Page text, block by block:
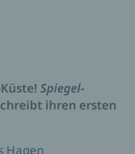
Spiegel-
ihren ersten
Hagen